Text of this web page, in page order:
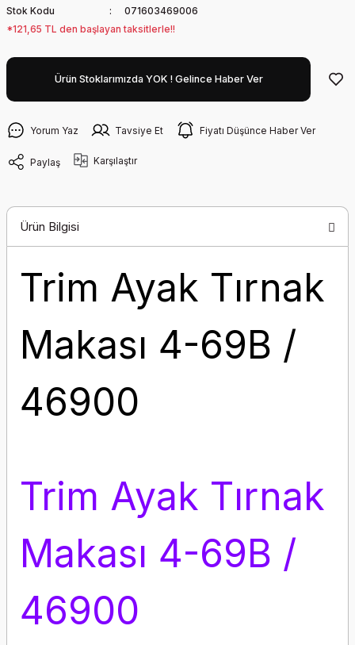
Stok Kodu
071603469006
*121,65 TL den başlayan taksitlerle!!
Ürün Stoklarımızda YOK ! Gelince Haber Ver
Yorum Yaz Tavsiye Et Fiyatı Düşünce Haber Ver
Paylaş Karşılaştır
Ürün Bilgisi
Trim Ayak Tırnak
Makası 4-69B /
46900
Trim Ayak Tırnak
Makası 4-69B /
46900